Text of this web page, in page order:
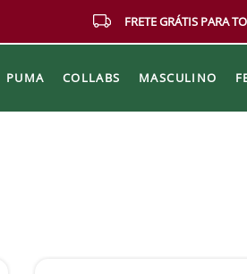
FRETE GRÁTIS PARA
PUMA COLLABS MASCULINO